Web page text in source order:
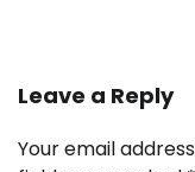
Leave a Reply
Your email